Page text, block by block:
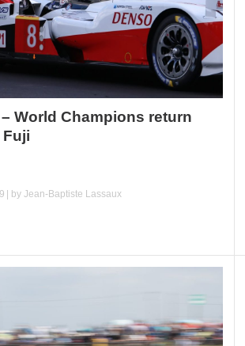
– World Champions return
Fuji
| by Jean-Baptiste Lassaux
Essai – Morgan Supersport